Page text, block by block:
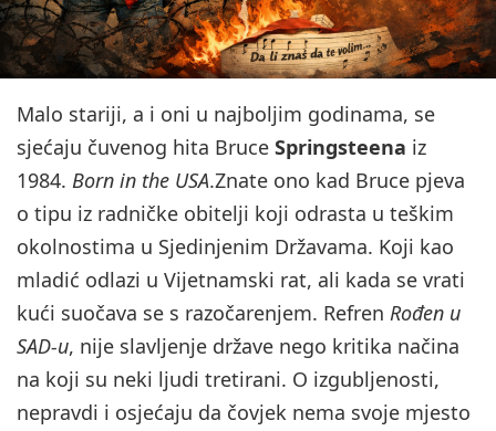
Malo stariji, a i oni u najboljim godinama, se
sjećaju čuvenog hita Bruce Springsteena iz
1984. Born in the USA.Znate ono kad Bruce pjeva
o tipu iz radničke obitelji koji odrasta u teškim
okolnostima u Sjedinjenim Državama. Koji kao
mladić odlazi u Vijetnamski rat, ali kada se vrati
kući suočava se s razočarenjem. Refren Rođen u
SAD-u, nije slavljenje države nego kritika načina
na koji su neki ljudi tretirani. O izgubljenosti,
nepravdi i osjećaju da čovjek nema svoje mjesto